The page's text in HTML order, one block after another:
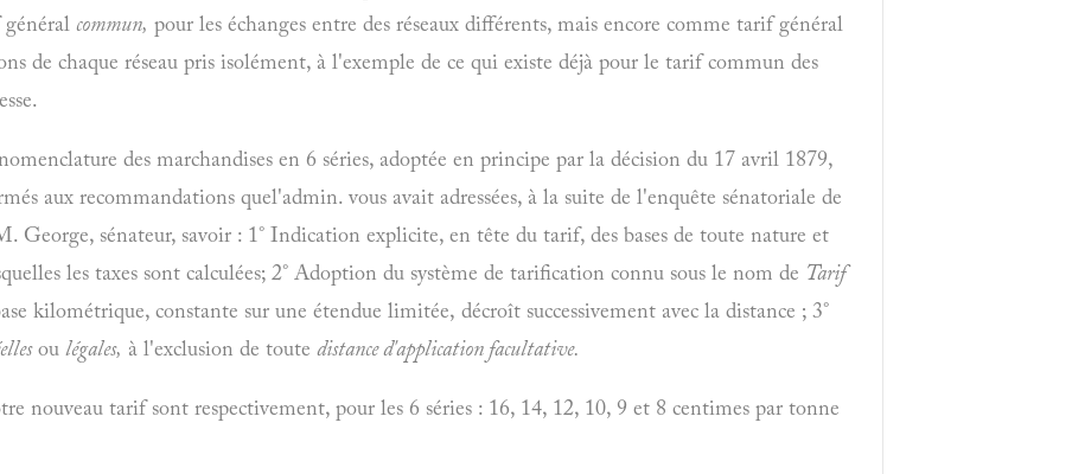
commun, pour les échanges entre des réseaux différents, mais encore comme tarif général
de chaque réseau pris isolément, à l'exemple de ce qui existe déjà pour le tarif commun des
des marchandises en 6 séries, adoptée en principe par la décision du 17 avril 1879,
aux recommandations quel'admin. vous avait adressées, à la suite de l'enquête sénatoriale de
George, sénateur, savoir : 1° Indication explicite, en tête du tarif, des bases de toute nature et
les taxes sont calculées; 2° Adoption du système de tarification connu sous le nom de Tarif
kilométrique, constante sur une étendue limitée, décroît successivement avec la distance ; 3°
ou légales, à l'exclusion de toute distance d'application facultative.
nouveau tarif sont respectivement, pour les 6 séries : 16, 14, 12, 10, 9 et 8 centimes par tonne